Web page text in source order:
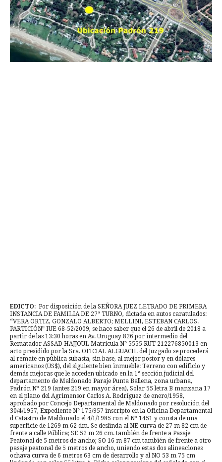
EDICTO: Por disposición de la SEÑORA JUEZ LETRADO DE PRIMERA
INSTANCIA DE FAMILIA DE 27° TURNO, dictada en autos caratulados:
“VERA ORTIZ, GONZALO ALBERTO; MELLINI, ESTEBAN CARLOS.
PARTICIÓN” IUE 68-52/2009, se hace saber que el 26 de abril de 2018 a
partir de las 13:30 horas en Av. Uruguay 826 por intermedio del
Rematador ASSAD HAJJOUL Matrícula N° 5555 RUT 212276850013 en
acto presidido por la Sra. OFICIAL ALGUACIL del Juzgado se procederá
al remate en pública subasta, sin base, al mejor postor y en dólares
americanos (US$), del siguiente bien inmueble: Terreno con edificio y
demás mejoras que le acceden ubicado en la 1ª sección judicial del
departamento de Maldonado Paraje Punta Ballena, zona urbana,
Padrón N° 219 (antes 219 en mayor área), Solar 55 letra B manzana 17
en el plano del Agrimensor Carlos A. Rodríguez de enero/1958,
aprobado por Concejo Departamental de Maldonado por resolución del
30/4/1957, Expediente N° 175/957 inscripto en la Oficina Departamental
d Catastro de Maldonado el 4/1/1985 con el N° 1451 y consta de una
superficie de 1269 m 62 dm. Se deslinda al NE curva de 27 m 82 cm de
frente a calle Pública; SE 52 m 26 cm. también de frente a Pasaje
Peatonal de 5 metros de ancho; SO 16 m 87 cm también de frente a otro
pasaje peatonal de 5 metros de ancho, uniendo estas dos alineaciones
ochava curva de 6 metros 63 cm de desarrollo y al NO 53 m 75 cm